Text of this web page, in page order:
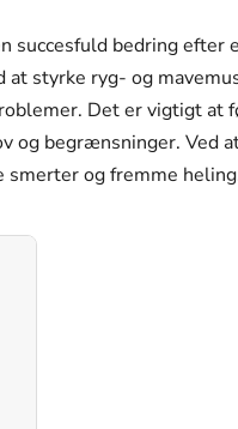
bedring efter
styrke ryg- og
Det er vigtigt at
og begrænsninger. Ved
smerter og fremme